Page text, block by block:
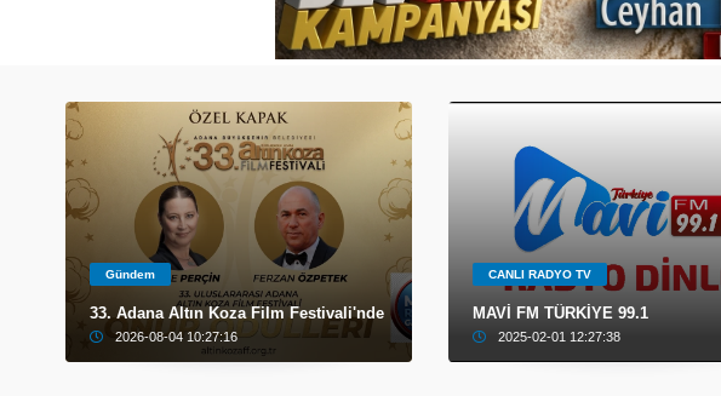
Gündem
33. Adana Altın Koza Film Festivali'nde Onur Ödülü Vahide Perçin'e verilecek
2026-08-04 10:27:16
CANLI RADYO TV
MAVİ FM TÜRKİYE 99.1
2025-02-01 12:27:38